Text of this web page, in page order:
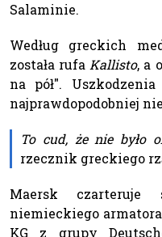
Salaminie.
Według greckich
została rufa Kallisto, a
na pół".
najprawdopodobniej
To cud, że nie było
rzecznik greckiego
Maersk
niemieckiego armatora
KG z grupy